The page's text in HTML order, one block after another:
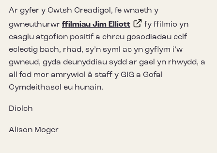
Ar gyfer y Cwtsh Creadigol, fe wnaeth y
gwneuthurwr ffilmiau Jim Elliott
fy ffilmio yn
casglu atgofion positif a chreu gosodiadau celf
eclectig bach, rhad, sy’n syml ac yn gyflym i’w
gwneud, gyda deunyddiau sydd ar gael yn rhwydd, a
all fod mor amrywiol â staff y GIG a Gofal
Cymdeithasol eu hunain.
Diolch
Alison Moger